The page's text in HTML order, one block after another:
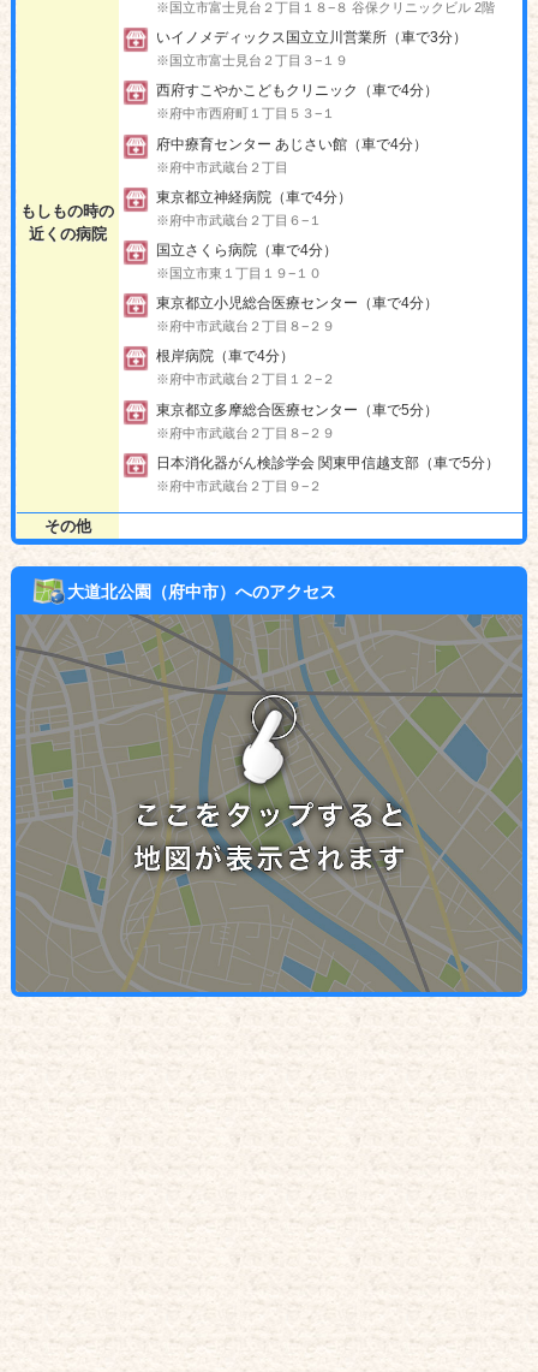
もしもの時の
近くの病院
※国立市富士見台２丁目１８−８ 谷保クリニックビル 2階
いイノメディックス国立立川営業所（車で3分）
※国立市富士見台２丁目３−１９
西府すこやかこどもクリニック（車で4分）
※府中市西府町１丁目５３−１
府中療育センター あじさい館（車で4分）
※府中市武蔵台２丁目
東京都立神経病院（車で4分）
※府中市武蔵台２丁目６−１
国立さくら病院（車で4分）
※国立市東１丁目１９−１０
東京都立小児総合医療センター（車で4分）
※府中市武蔵台２丁目８−２９
根岸病院（車で4分）
※府中市武蔵台２丁目１２−２
東京都立多摩総合医療センター（車で5分）
※府中市武蔵台２丁目８−２９
日本消化器がん検診学会 関東甲信越支部（車で5分）
※府中市武蔵台２丁目９−２
その他
大道北公園（府中市）へのアクセス